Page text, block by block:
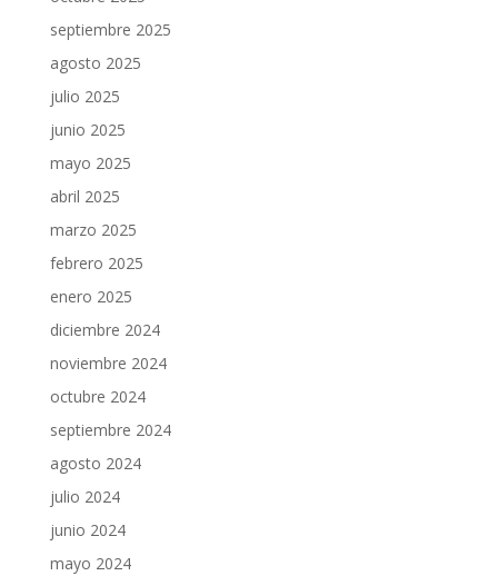
septiembre 2025
agosto 2025
julio 2025
junio 2025
mayo 2025
abril 2025
marzo 2025
febrero 2025
enero 2025
diciembre 2024
noviembre 2024
octubre 2024
septiembre 2024
agosto 2024
julio 2024
junio 2024
mayo 2024